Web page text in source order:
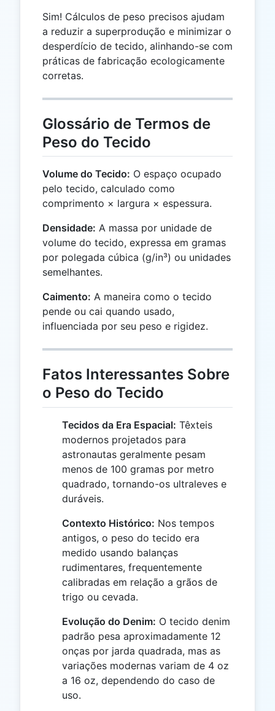
Sim! Cálculos de peso precisos ajudam
a reduzir a superprodução e minimizar o
desperdício de tecido, alinhando-se com
práticas de fabricação ecologicamente
corretas.
Glossário de Termos de
Peso do Tecido
Volume do Tecido: O espaço ocupado
pelo tecido, calculado como
comprimento × largura × espessura.
Densidade: A massa por unidade de
volume do tecido, expressa em gramas
por polegada cúbica (g/in³) ou unidades
semelhantes.
Caimento: A maneira como o tecido
pende ou cai quando usado,
influenciada por seu peso e rigidez.
Fatos Interessantes Sobre
o Peso do Tecido
Tecidos da Era Espacial: Têxteis
modernos projetados para
astronautas geralmente pesam
menos de 100 gramas por metro
quadrado, tornando-os ultraleves e
duráveis.
Contexto Histórico: Nos tempos
antigos, o peso do tecido era
medido usando balanças
rudimentares, frequentemente
calibradas em relação a grãos de
trigo ou cevada.
Evolução do Denim: O tecido denim
padrão pesa aproximadamente 12
onças por jarda quadrada, mas as
variações modernas variam de 4 oz
a 16 oz, dependendo do caso de
uso.